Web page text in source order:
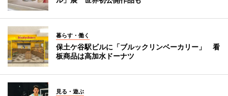
暮らす・働く
保土ケ谷駅ビルに「ブルックリンベーカリー」 看
板商品は高加水ドーナツ
見る・遊ぶ